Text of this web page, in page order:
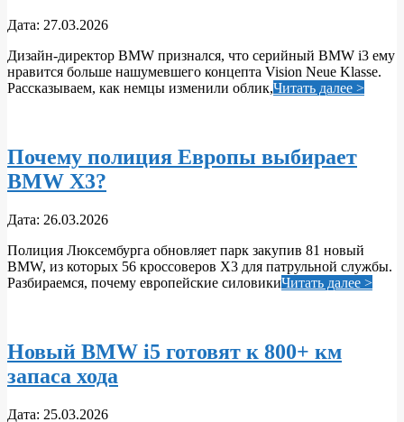
2026-
27
Дата: 27.03.2026
Дизайн‑директор BMW признался, что серийный BMW i3 ему
нравится больше нашумевшего концепта Vision Neue Klasse.
Рассказываем, как немцы изменили облик,Читать далее >
Почему полиция Европы выбирает
BMW X3?
2026-
26
Дата: 26.03.2026
Полиция Люксембурга обновляет парк закупив 81 новый
BMW, из которых 56 кроссоверов X3 для патрульной службы.
Разбираемся, почему европейские силовикиЧитать далее >
Новый BMW i5 готовят к 800+ км
запаса хода
2026-
Дата: 25.03.2026